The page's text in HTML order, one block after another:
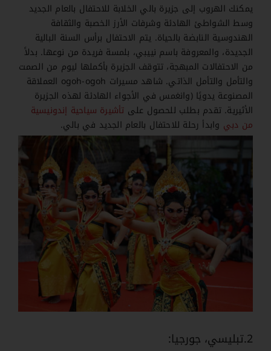
يمكنك الهروب إلى جزيرة بالي الخلابة للاحتفال بالعام الجديد
وسط الشواطئ الهادئة وشرفات الأرز الخصبة والثقافة
الهندوسية النابضة بالحياة. يتم الاحتفال برأس السنة البالية
الجديدة، والمعروفة باسم نييبي، بلمسة فريدة من نوعها. بدلاً
من الاحتفالات المبهجة، تتوقف الجزيرة بأكملها ليوم من الصمت
والتأمل والتأمل الذاتي. شاهد مسيرات ogoh-ogoh العملاقة
المصنوعة يدويًا (وانغمس في الأجواء الهادئة لهذه الجزيرة
الأثيرية. تقدم بطلب للحصول على تأشيرة سياحية إندونيسية
من دبي وابدأ رحلة للاحتفال بالعام الجديد في بالي.
2.تبليسي، جورجيا: